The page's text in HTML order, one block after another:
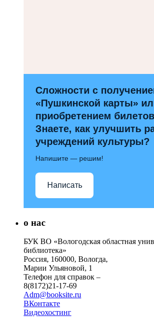
Сложности с
«Пушкинской карты»
приобретением
Знаете, как улучшить
учреждений культуры?
Напишите — решим!
Написать
о нас
БУК ВО «Вологодская областная
библиотека»
Россия, 160000, Вологда,
Марии Ульяновой, 1
Телефон для справок –
8(8172)21-17-69
Adm@booksite.ru
ВКонтакте
Видеохостинг